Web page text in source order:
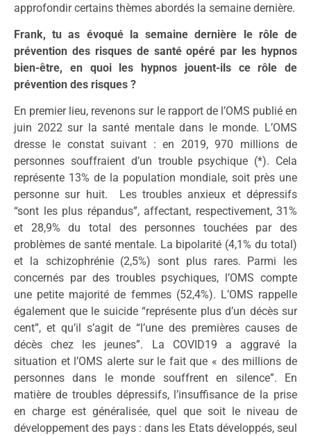
approfondir certains thèmes abordés la semaine dernière.
Frank, tu as évoqué la semaine dernière le rôle de
prévention des risques de santé opéré par les hypnos
bien-être, en quoi les hypnos jouent-ils ce rôle de
prévention des risques ?
En premier lieu, revenons sur le rapport de l’OMS publié en
juin 2022 sur la santé mentale dans le monde. L’OMS
dresse le constat suivant : en 2019, 970 millions de
personnes souffraient d’un trouble psychique (*). Cela
représente 13% de la population mondiale, soit près une
personne sur huit. Les troubles anxieux et dépressifs
“sont les plus répandus”, affectant, respectivement, 31%
et 28,9% du total des personnes touchées par des
problèmes de santé mentale. La bipolarité (4,1% du total)
et la schizophrénie (2,5%) sont plus rares. Parmi les
concernés par des troubles psychiques, l’OMS compte
une petite majorité de femmes (52,4%). L’OMS rappelle
également que le suicide “représente plus d’un décès sur
cent”, et qu’il s’agit de “l’une des premières causes de
décès chez les jeunes”. La COVID19 a aggravé la
situation et l’OMS alerte sur le fait que « des millions de
personnes dans le monde souffrent en silence”. En
matière de troubles dépressifs, l’insuffisance de la prise
en charge est généralisée, quel que soit le niveau de
développement des pays : dans les Etats développés, seul